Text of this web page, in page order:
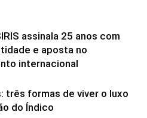
assinala 25 anos com
e aposta no
internacional
três formas de viver o luxo
do Índico